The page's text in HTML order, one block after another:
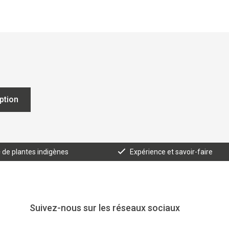
plantes indigènes Expérience et savoir-faire
Suivez-nous sur les réseaux sociaux